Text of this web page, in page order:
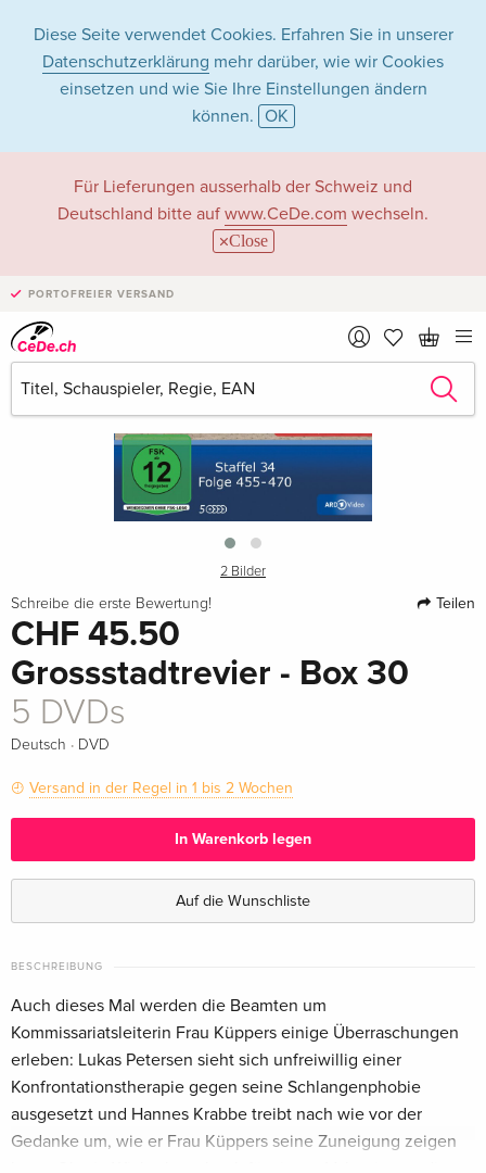
Diese Seite verwendet Cookies. Erfahren Sie in unserer
Datenschutzerklärung mehr darüber, wie wir Cookies
einsetzen und wie Sie Ihre Einstellungen ändern
können. OK
Für Lieferungen ausserhalb der Schweiz und
Deutschland bitte auf www.CeDe.com wechseln.
Close
PORTOFREIER VERSAND
›
2 Bilder
Schreibe die erste Bewertung! Teilen
CHF 45.50
Grossstadtrevier - Box 30
5 DVDs
Deutsch · DVD
Versand in der Regel in 1 bis 2 Wochen
In Warenkorb legen
Auf die Wunschliste
BESCHREIBUNG
Auch dieses Mal werden die Beamten um
Kommissariatsleiterin Frau Küppers einige Überraschungen
erleben: Lukas Petersen sieht sich unfreiwillig einer
Konfrontationstherapie gegen seine Schlangenphobie
ausgesetzt und Hannes Krabbe treibt nach wie vor der
Gedanke um, wie er Frau Küppers seine Zuneigung zeigen